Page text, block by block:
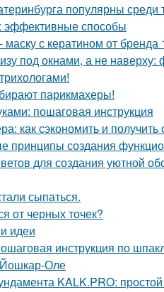
популярны среди
эффективные способы
с кератином от бренда
под окнами, а не наверху:
парикмахеры!
пошаговая инструкция
как сэкономить и получить
принципы создания
для создания уютной
сыпаться.
от черных точек?
идеи
инструкция по
Йошкар-Оле
KALK.PRO: